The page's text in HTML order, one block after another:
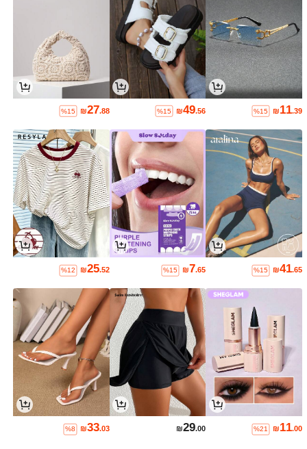
₪11.39
%15
₪49.56
%15
₪27.88
%15
₪41.65
%15
₪7.65
%15
₪25.52
%12
₪11.00
%21
₪29.00
₪33.03
%8